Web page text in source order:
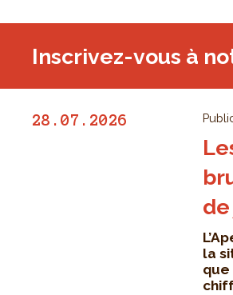
Inscrivez-vous à
28.07.2026
la
que